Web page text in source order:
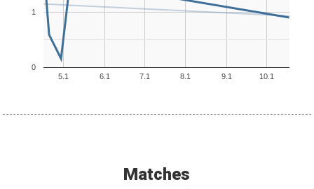
5.1 6.1 7.1 8.1 9.1 10.1
0
1
Matches